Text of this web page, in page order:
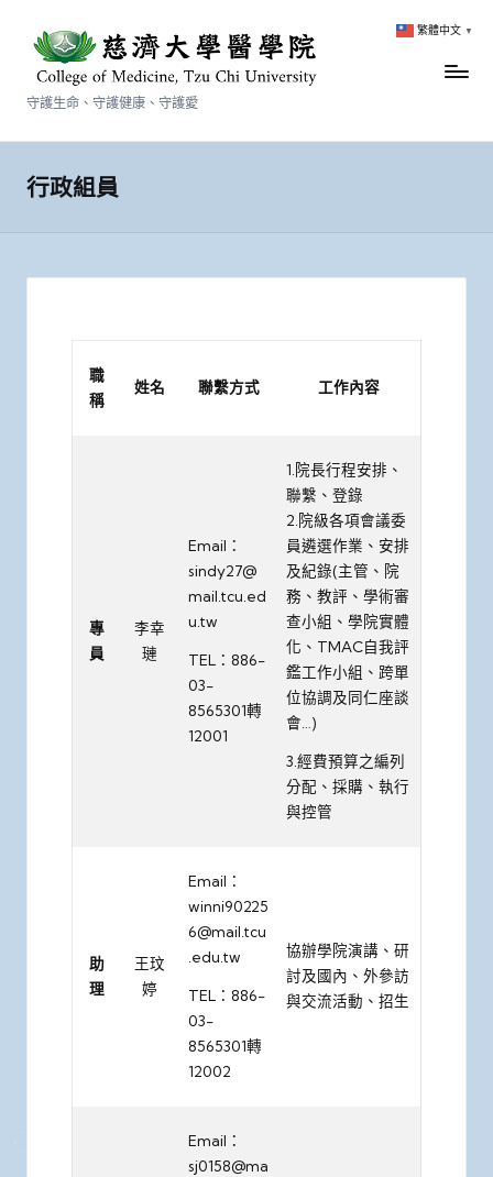
守護生命、守護健康、守護愛
行政組員
職
稱
姓名 聯繫方式 工作內容
專
員
李幸
璉
Email：
sindy27@
mail.tcu.ed
u.tw
TEL：886-
03-
8565301轉
12001
1.院長行程安排、
聯繫、登錄
2.院級各項會議委
員遴選作業、安排
及紀錄(主管、院
務、教評、學術審
查小組、學院實體
化、TMAC自我評
鑑工作小組、跨單
位協調及同仁座談
會…)
3.經費預算之編列
分配、採購、執行
與控管
助
理
王玟
婷
Email：
winni90225
6@mail.tcu
.edu.tw
TEL：886-
03-
8565301轉
12002
協辦學院演講、研
討及國內、外參訪
與交流活動、招生
Email：
sj0158@ma
繁體中文 ▼